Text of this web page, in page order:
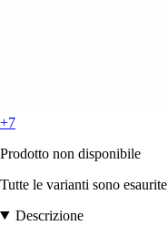
+7
Prodotto non disponibile
Tutte le varianti sono esaurite
Descrizione